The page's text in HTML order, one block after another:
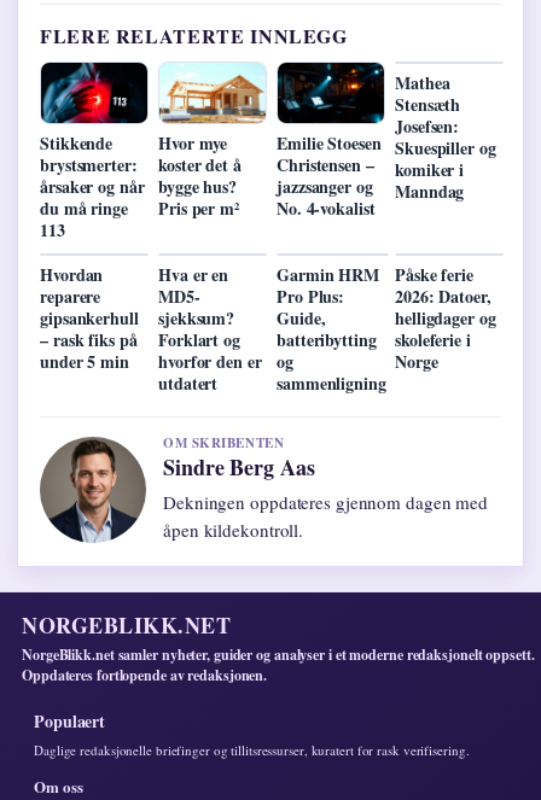
FLERE RELATERTE INNLEGG
Stikkende
brystsmerter:
årsaker og når
du må ringe
113
Hvor mye
koster det å
bygge hus?
Pris per m²
Emilie Stoesen
Christensen –
jazzsanger og
No. 4-vokalist
Mathea
Stensæth
Josefsen:
Skuespiller og
komiker i
Manndag
Hvordan
reparere
gipsankerhull
– rask fiks på
under 5 min
Hva er en
MD5-
sjekksum?
Forklart og
hvorfor den er
utdatert
Garmin HRM
Pro Plus:
Guide,
batteribytting
og
sammenligning
Påske ferie
2026: Datoer,
helligdager og
skoleferie i
Norge
OM SKRIBENTEN
Sindre Berg Aas
Dekningen oppdateres gjennom dagen med
åpen kildekontroll.
NORGEBLIKK.NET
NorgeBlikk.net samler nyheter, guider og analyser i et moderne redaksjonelt oppsett.
Oppdateres fortlopende av redaksjonen.
Populaert
Daglige redaksjonelle briefinger og tillitsressurser, kuratert for rask verifisering.
Om oss